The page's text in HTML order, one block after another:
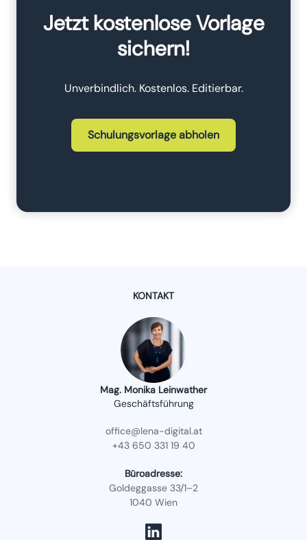
Jetzt kostenlose Vorlage
sichern!
Unverbindlich. Kostenlos. Editierbar.
Schulungsvorlage abholen
KONTAKT
Mag. Monika Leinwather
Geschäftsführung
office@lena-digital.at
+43 650 331 19 40
Büroadresse:
Goldeggasse 33/1–2
1040 Wien